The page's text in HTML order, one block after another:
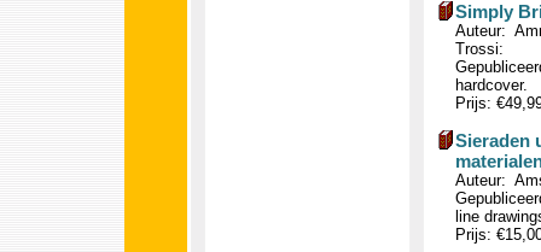
Simply
Auteur:
Trossi:
hardcover.
Prijs:
Sieraden
Auteur:
line
Prijs: